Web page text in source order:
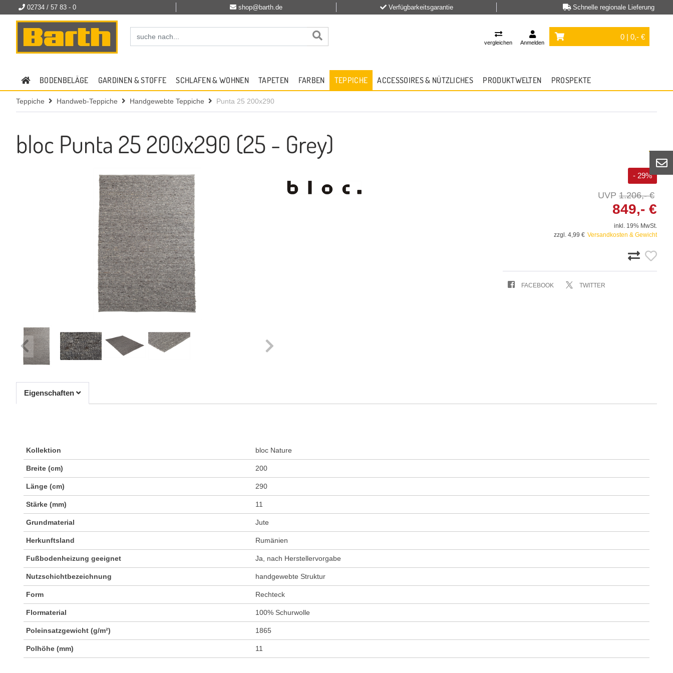
02734 / 57 83 - 0 shop@barth.de Verfügbarkeitsgarantie Schnelle regionale Lieferung
vergleichen Anmelden
0 | 0,- €
BODENBELÄGE GARDINEN & STOFFE SCHLAFEN & WOHNEN TAPETEN FARBEN TEPPICHE ACCESSOIRES & NÜTZLICHES PRODUKTWELTEN PROSPEKTE
Teppiche Handweb-Teppiche Handgewebte Teppiche Punta 25 200x290
bloc Punta 25 200x290 (25 - Grey)
- 29%
1.206,- €
849,- €
inkl. 19% MwSt.
zzgl. 4,99 € Versandkosten & Gewicht
FACEBOOK TWITTER
Eigenschaften
Kollektion bloc Nature
Breite (cm) 200
Länge (cm) 290
Stärke (mm) 11
Grundmaterial Jute
Herkunftsland Rumänien
Fußbodenheizung geeignet Ja, nach Herstellervorgabe
Nutzschichtbezeichnung handgewebte Struktur
Form Rechteck
Flormaterial 100% Schurwolle
Poleinsatzgewicht (g/m²) 1865
Polhöhe (mm) 11